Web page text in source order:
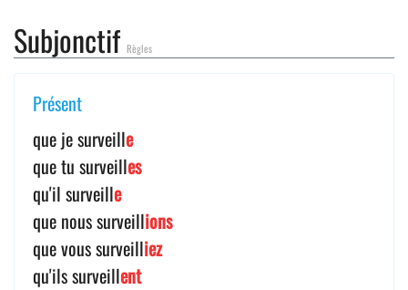
Subjonctif Règles
Présent
que je surveille
que tu surveilles
qu'il surveille
que nous surveillions
que vous surveilliez
qu'ils surveillent